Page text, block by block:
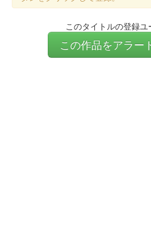
このタイトルの登録ユ
この作品をアラー